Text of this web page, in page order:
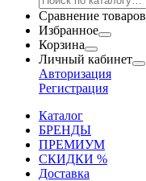
Сравнение товаров
Избранное
Корзина
Личный кабинет
Авторизация
Регистрация
Каталог
БРЕНДЫ
ПРЕМИУМ
СКИДКИ %
Доставка